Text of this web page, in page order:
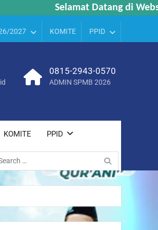
2027 KOMITE PPID
0815-2943-0570
ADMIN SPMB 2026
KOMITE PPID
Selamat Datang di Website
Selamat Datang di Website